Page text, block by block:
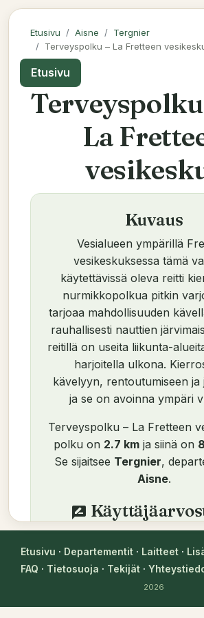
Etusivu Aisne
Tergnier
Terveyspolku – La Fretteen
Etusivu
La
Kuvaus
Vesialueen ympärillä
vesikeskuksessa tämä
käytettävissä oleva reitti
nurmikkopolkua pitkin
tarjoaa mahdollisuuden
rauhallisesti nauttien
reitillä on useita liikunta-
harjoitella ulkona.
kävelyyn, rentoutumiseen ja
ja se on avoinna ympäri
Terveyspolku – La Fretteen
polku on 2.7 km ja siinä on
Se sijaitsee Tergnier,
Aisne.
rate_review
Kirjaudu sisään
arvostelun
Ei vielä arvosteluja. Ole
Etusivu · Departementit· Laitteet·
FAQ · Tietosuoja · Tekijät ·
2026